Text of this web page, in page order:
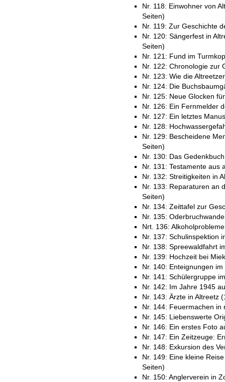
Nr. 118: Einwohner von
Seiten)
Nr. 119: Zur Geschichte
Nr. 120: Sängerfest in
Seiten)
Nr. 121: Fund im
Nr. 122: Chronologie zur
Nr. 123: Wie die
Nr. 124: Die
Nr. 125: Neue Glocken
Nr. 126: Ein Fernmelder
Nr. 127: Ein letztes
Nr. 128:
Nr. 129: Bescheidene
Seiten)
Nr. 130: Das
Nr. 131: Testamente aus
Nr. 132: Streitigkeiten in
Nr. 133: Reparaturen an
Seiten)
Nr. 134: Zeittafel zur
Nr. 135:
Nrt. 136:
Nr. 137: Schulinspektion
Nr. 138: Spreewaldfahrt
Nr. 139: Hochzeit bei
Nr. 140: Enteignungen
Nr. 141: Schülergruppe
Nr. 142: Im Jahre 1945
Nr. 143: Ärzte in Altreetz
Nr. 144: Feuermachen in
Nr. 145: Liebenswerte
Nr. 146: Ein erstes Foto
Nr. 147: Ein Zeitzeuge:
Nr. 148: Exkursion des
Nr. 149: Eine kleine
Seiten)
Nr. 150: Anglerverein in